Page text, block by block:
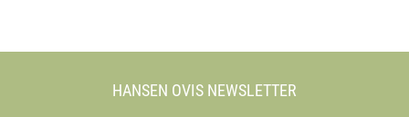
HANSEN OVIS NEWSLETTER